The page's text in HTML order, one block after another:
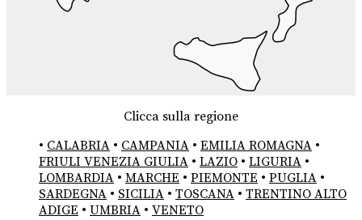
Clicca sulla regione
• CALABRIA • CAMPANIA • EMILIA ROMAGNA •
FRIULI VENEZIA GIULIA • LAZIO • LIGURIA •
LOMBARDIA • MARCHE • PIEMONTE • PUGLIA •
SARDEGNA • SICILIA • TOSCANA • TRENTINO ALTO
ADIGE • UMBRIA • VENETO